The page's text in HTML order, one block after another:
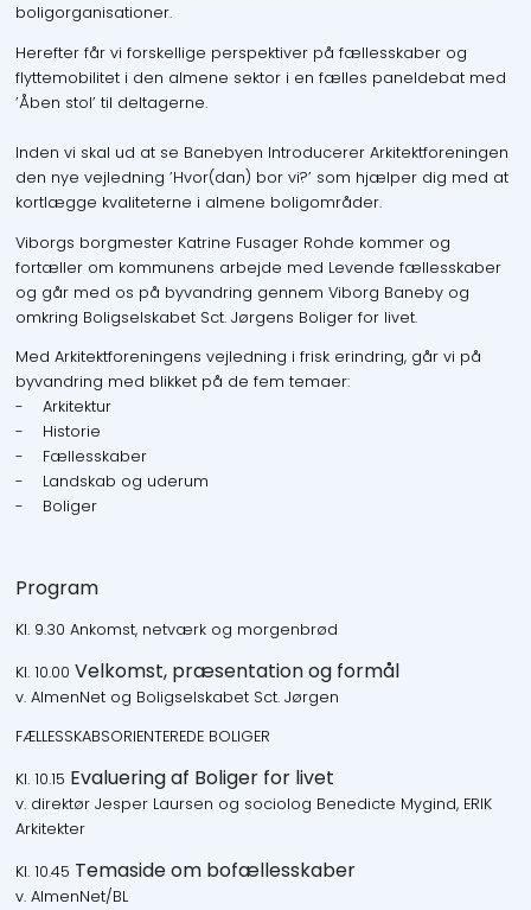
boligorganisationer.
Herefter får vi forskellige perspektiver på fællesskaber og
flyttemobilitet i den almene sektor i en fælles paneldebat med
’Åben stol’ til deltagerne.
Inden vi skal ud at se Banebyen Introducerer Arkitektforeningen
den nye vejledning ’Hvor(dan) bor vi?’ som hjælper dig med at
kortlægge kvaliteterne i almene boligområder.
Viborgs borgmester Katrine Fusager Rohde kommer og
fortæller om kommunens arbejde med Levende fællesskaber
og går med os på byvandring gennem Viborg Baneby og
omkring Boligselskabet Sct. Jørgens Boliger for livet.
Med Arkitektforeningens vejledning i frisk erindring, går vi på
byvandring med blikket på de fem temaer:
- Arkitektur
- Historie
- Fællesskaber
- Landskab og uderum
- Boliger
Program
Kl. 9.30 Ankomst, netværk og morgenbrød
Kl. 10.00 Velkomst, præsentation og formål
v. AlmenNet og Boligselskabet Sct. Jørgen
FÆLLESSKABSORIENTEREDE BOLIGER
Kl. 10.15 Evaluering af Boliger for livet
v. direktør Jesper Laursen og sociolog Benedicte Mygind, ERIK
Arkitekter
Kl. 10.45 Temaside om bofællesskaber
v. AlmenNet/BL